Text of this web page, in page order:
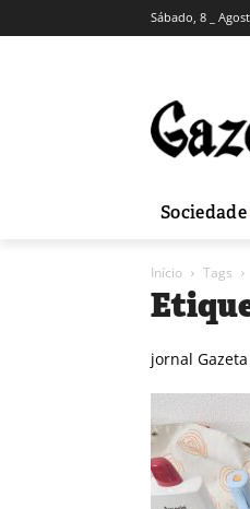
Sábado, 8 _
Sociedade
Início Tags
jornal